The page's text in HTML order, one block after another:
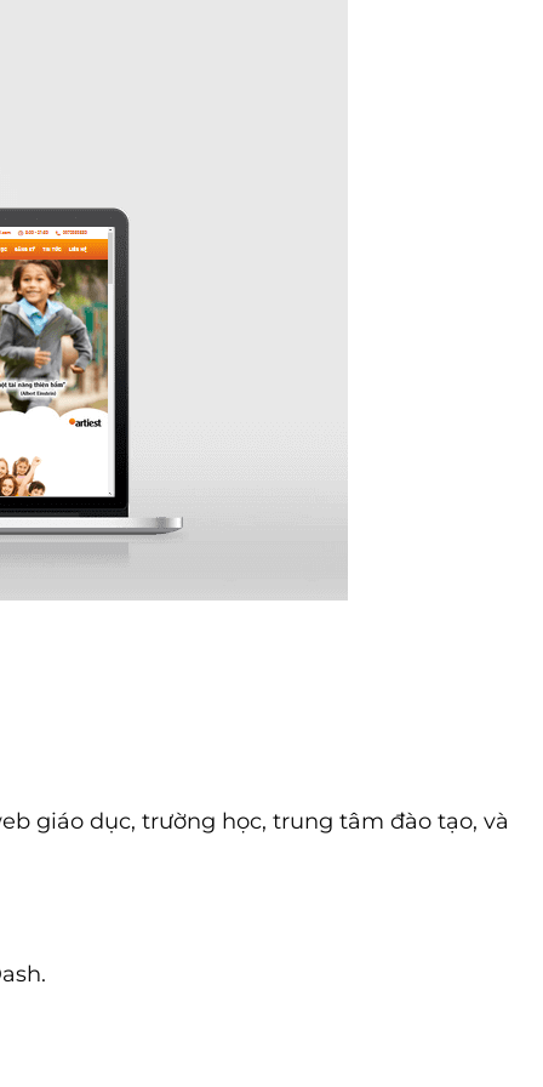
giáo dục, trường học, trung tâm đào tạo, và